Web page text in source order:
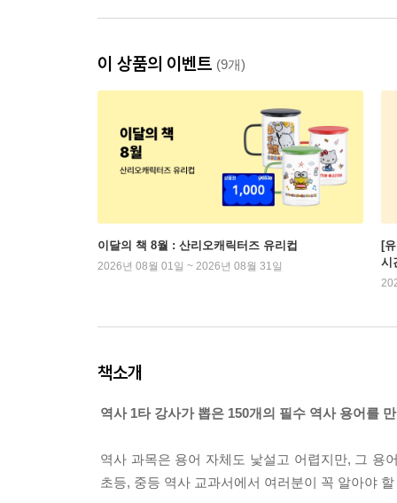
이 상품의 이벤트 (9개)
이달의 책 8월 : 산리오캐릭터즈 유리컵
2026년 08월 01일 ~ 2026년 08월 31일
[
시
책소개
역사 1타 강사가 뽑은 150개의 필수 역사 용어를
역사 과목은 용어 자체도 낯설고 어렵지만, 그 용
초등, 중등 역사 교과서에서 여러분이 꼭 알아야